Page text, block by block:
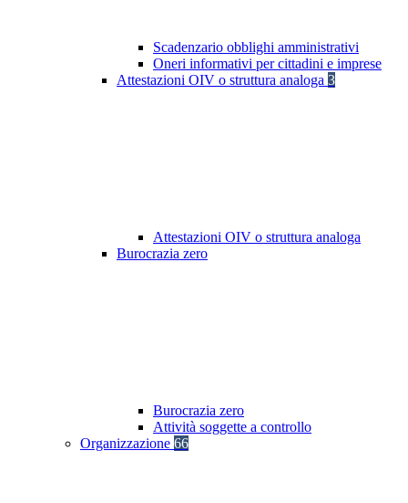
Scadenzario obblighi amministrativi
Oneri informativi per cittadini e imprese
Attestazioni OIV o struttura analoga 3
Attestazioni OIV o struttura analoga
Burocrazia zero
Burocrazia zero
Attività soggette a controllo
Organizzazione 66